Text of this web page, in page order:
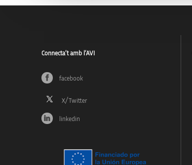
Connecta’t amb l’AVI
facebook
linkedin